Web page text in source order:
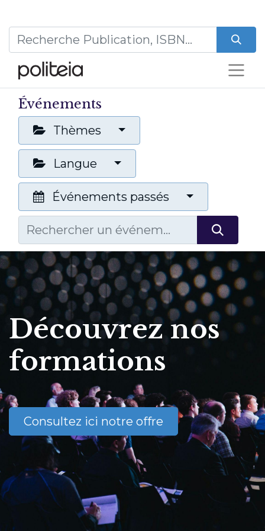
Événements
Thèmes
Langue
Événements passés
Découvrez nos
formations
Consultez ici notre offre